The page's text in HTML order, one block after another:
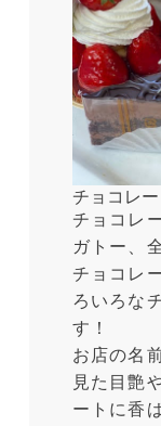
チョコレ
チョコレ
ガトー、
チョコレ
ろいろな
す！
お店の名
見た目艶
ートに香